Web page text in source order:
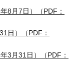
8月7日）（PDF：
日）（PDF：
3月31日）（PDF：